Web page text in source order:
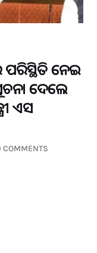
ନେଇ
ଦେଲେ
ଏସ
COMMENTS